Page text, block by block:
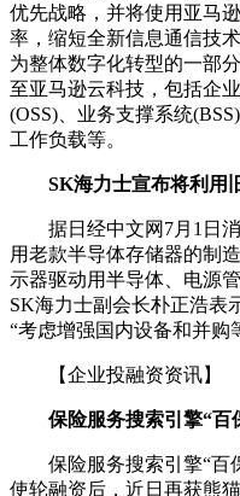
优先战略，并将使用亚马
率，缩短全新信息通信技
为整体数字化转型的一部
至亚马逊云科技，包括企
(OSS)、业务支撑系统
工作负载等。
SK海力士宣布将利用
据日经中文网7月1日消
用老款半导体存储器的制
示器驱动用半导体、电源
SK海力士副会长朴正浩表
“考虑增强国内设备和并购
【企业投融资资讯】
保险服务搜索引擎“百
保险服务搜索引擎“百
使轮融资后，近日再获熊